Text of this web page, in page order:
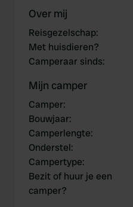
Over mij
Reisgezelschap:
Met huisdieren?
Camperaar sinds:
Mijn camper
Camper:
Bouwjaar:
Camperlengte:
Onderstel:
Campertype:
Bezit of huur je een
camper?